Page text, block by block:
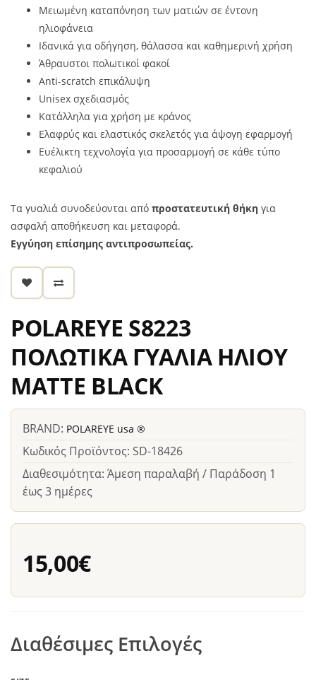
Μειωμένη καταπόνηση των ματιών σε έντονη
ηλιοφάνεια
Ιδανικά για οδήγηση, θάλασσα και καθημερινή χρήση
Άθραυστοι πολωτικοί φακοί
Anti-scratch επικάλυψη
Unisex σχεδιασμός
Κατάλληλα για χρήση με κράνος
Ελαφρύς και ελαστικός σκελετός για άψογη εφαρμογή
Ευέλικτη τεχνολογία για προσαρμογή σε κάθε τύπο
κεφαλιού
Τα γυαλιά συνοδεύονται από προστατευτική θήκη για
ασφαλή αποθήκευση και μεταφορά.
Εγγύηση επίσημης αντιπροσωπείας.
POLAREYE S8223
ΠΟΛΩΤΙΚΑ ΓΥΑΛΙΑ ΗΛΙΟΥ
MATTE BLACK
BRAND: POLAREYE usa ®
Κωδικός Προϊόντος: SD-18426
Διαθεσιμότητα: Άμεση παραλαβή / Παράδοση 1
έως 3 ημέρες
15,00€
Διαθέσιμες Επιλογές